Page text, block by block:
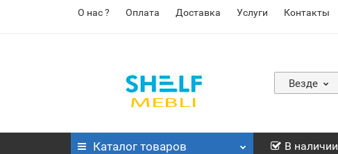
О нас ? Оплата Доставка Услуги Контакты
Везде
Каталог товаров В наличии